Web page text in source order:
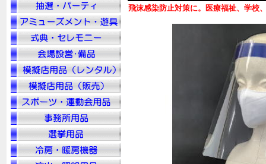
飛沫感染防止対策に。医療福祉、学校